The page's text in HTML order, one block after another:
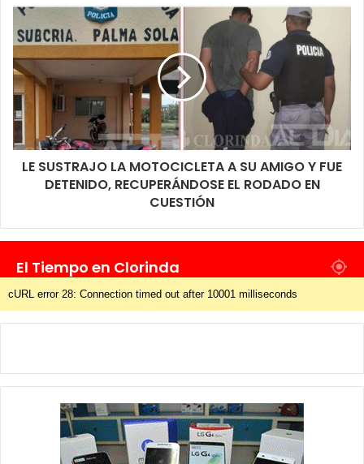
LE SUSTRAJO LA MOTOCICLETA A SU AMIGO Y FUE
DETENIDO, RECUPERÁNDOSE EL RODADO EN
CUESTIÓN
El Tiempo en Clorinda
cURL error 28: Connection timed out after 10001 milliseconds